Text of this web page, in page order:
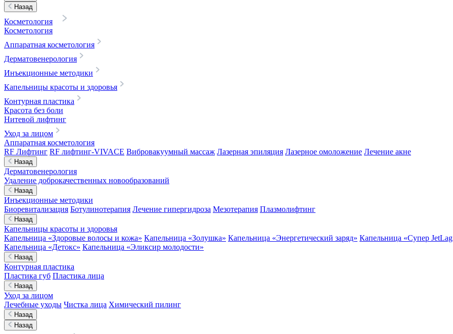
Назад
Косметология
Косметология
Аппаратная косметология
Дерматовенерология
Инъекционные методики
Капельницы красоты и здоровья
Контурная пластика
Красота без боли
Нитевой лифтинг
Уход за лицом
Аппаратная косметология
RF Лифтинг RF лифтинг-VIVACE Вибровакуумный массаж Лазерная эпиляция Лазерное омоложение Лечение акне
Назад
Дерматовенерология
Удаление доброкачественных новообразований
Назад
Инъекционные методики
Биоревитализация Ботулинотерапия Лечение гипергидроза Мезотерапия Плазмолифтинг
Назад
Капельницы красоты и здоровья
Капельница «Здоровые волосы и кожа» Капельница «Золушка» Капельница «Энергетический заряд» Капельница «Супер
Капельница «Детокс» Капельница «Эликсир молодости»
Назад
Контурная пластика
Пластика губ Пластика лица
Назад
Уход за лицом
Лечебные уходы Чистка лица Химический пилинг
Назад
Назад